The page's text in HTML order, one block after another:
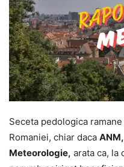
Seceta pedologica
Romaniei, chiar daca
Meteorologie, arata ca, la